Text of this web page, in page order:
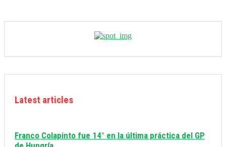
Latest articles
Franco Colapinto fue 14° en la última práctica del GP